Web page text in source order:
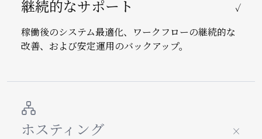
継続的なサポート
✓
稼働後のシステム最適化、ワークフローの継続的な
改善、および安定運用のバックアップ。
Image
ホスティング ×